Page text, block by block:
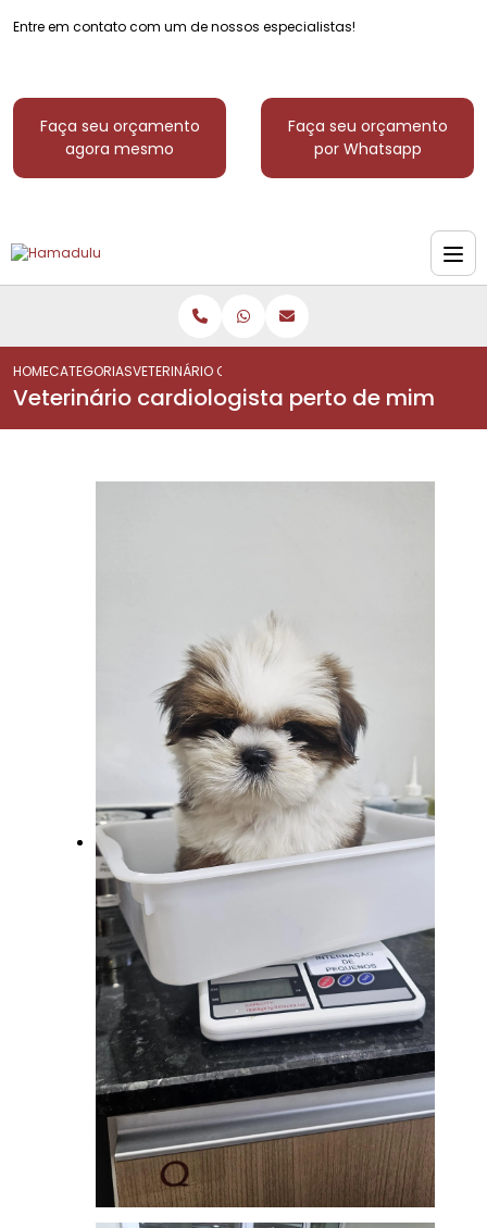
Entre em contato com um de nossos especialistas!
Faça seu orçamento
agora mesmo
Faça seu orçamento
por Whatsapp
HOMECATEGORIASVETERINÁRIO CARDIOLOGISTA PERTO DE MIM
Veterinário cardiologista perto de mim